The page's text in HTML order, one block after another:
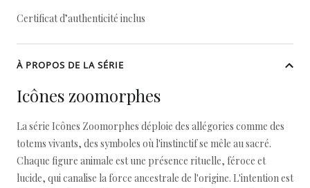
Certificat d’authenticité inclus
À PROPOS DE LA SÉRIE
Icônes zoomorphes
La série Icônes Zoomorphes déploie des allégories comme des
totems vivants, des symboles où l'instinctif se mêle au sacré.
Chaque figure animale est une présence rituelle, féroce et
lucide, qui canalise la force ancestrale de l'origine. L'intention est